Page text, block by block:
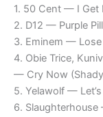
1. 50 Cent — I Get
2. D12 — Purple
3. Eminem — Lose
4. Obie Trice,
— Cry Now
5. Yelawolf —
6.